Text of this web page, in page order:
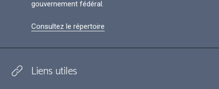
gouvernement fédéral.
Consultez le répertoire
Liens utiles